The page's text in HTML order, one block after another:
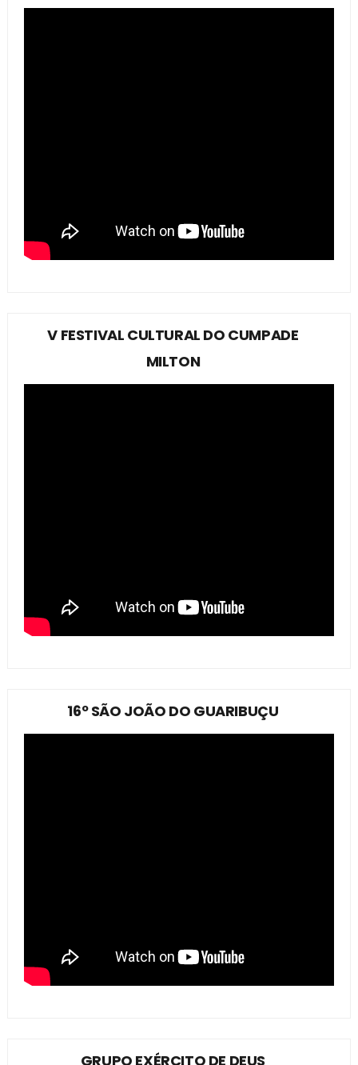
V FESTIVAL CULTURAL DO CUMPADE
MILTON
16º SÃO JOÃO DO GUARIBUÇU
GRUPO EXÉRCITO DE DEUS